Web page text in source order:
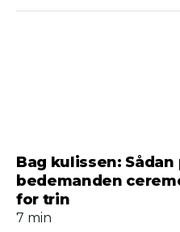
Bag kulissen:
bedemanden
for trin
7 min